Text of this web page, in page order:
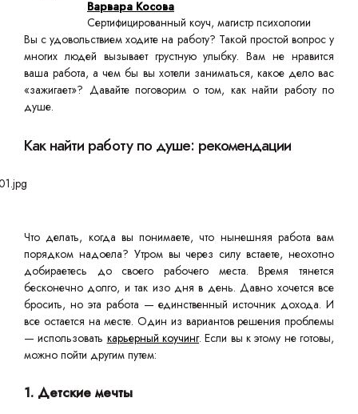
Варвара Косова
Сертифицированный коуч, магистр психологии
Вы с удовольствием ходите на работу? Такой простой вопрос у
многих людей вызывает грустную улыбку. Вам не нравится
ваша работа, а чем бы вы хотели заниматься, какое дело вас
«зажигает»? Давайте поговорим о том, как найти работу по
душе.
Как найти работу по душе: рекомендации
Что делать, когда вы понимаете, что нынешняя работа вам
порядком надоела? Утром вы через силу встаете, неохотно
добираетесь до своего рабочего места. Время тянется
бесконечно долго, и так изо дня в день. Давно хочется все
бросить, но эта работа — единственный источник дохода. И
все остается на месте. Один из вариантов решения проблемы
— использовать карьерный коучинг. Если вы к этому не готовы,
можно пойти другим путем:
1. Детские мечты